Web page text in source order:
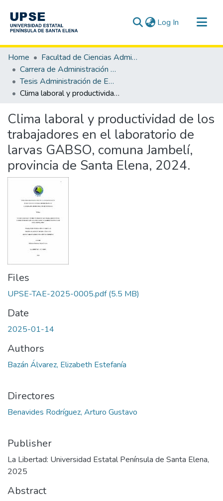
Log In (current)
Communities & Collections
All of DSpace
Statistics
Home
Facultad de Ciencias Administrativas
Carrera de Administración de Empresas
Tesis Administración de Empresas
Clima laboral y productividad de los trabajadores en el laboratorio de larvas GABSO, comuna Jambelí, provincia de Santa Elena, 2024.
Clima laboral y productividad de los
trabajadores en el laboratorio de
larvas GABSO, comuna Jambelí,
provincia de Santa Elena, 2024.
Files
UPSE-TAE-2025-0005.pdf(5.5 MB)
Date
2025-01-14
Authors
Bazán Álvarez, Elizabeth Estefanía
Directores
Benavides Rodríguez, Arturo Gustavo
Publisher
La Libertad: Universidad Estatal Península de Santa Elena,
2025
Abstract